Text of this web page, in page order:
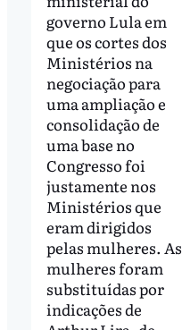
governo Lula em
que os cortes dos
Ministérios na
negociação para
uma ampliação e
consolidação de
uma base no
Congresso foi
justamente nos
Ministérios que
eram dirigidos
pelas mulheres. As
mulheres foram
substituídas por
indicações de